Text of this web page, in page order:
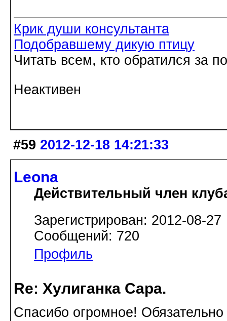
Крик души консультанта
Подобравшему дикую птицу
Читать всем, кто обратился за
Неактивен
#59 2012-12-18 14:21:33
Leona
Действительный член
Зарегистрирован: 2012-08-27
Сообщений: 720
Профиль
Re: Хулиганка Сара.
Спасибо огромное!